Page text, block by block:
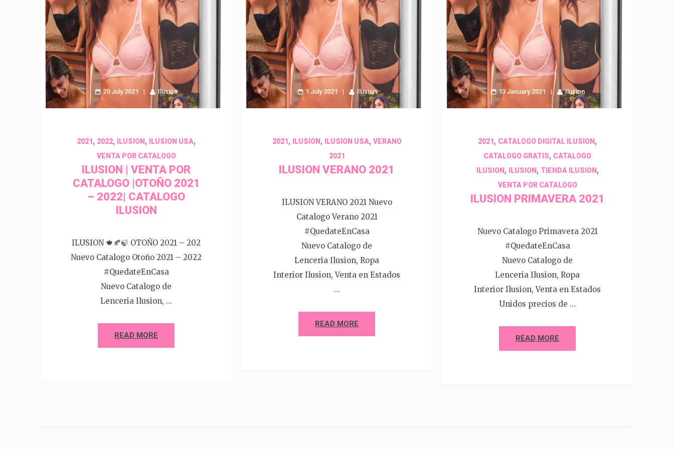
20 July 2021 Ilusion
2021, 2022, ILUSION , ILUSION USA,
VENTA POR CATALOGO
ILUSION | VENTA POR
CATALOGO |OTOÑO 2021
– 2022| CATALOGO
ILUSION
ILUSION 🍁🍂🍃 OTOÑO 2021 – 202
Nuevo Catalogo Otoño 2021 – 2022
#QuedateEnCasa
Nuevo Catalogo de
Lenceria Ilusion, …
READ MORE
1 July 2021 Ilusion
2021, ILUSION, ILUSION USA, VERANO
2021
ILUSION VERANO 2021
ILUSION VERANO 2021 Nuevo
Catalogo Verano 2021
#QuedateEnCasa
Nuevo Catalogo de
Lenceria Ilusion, Ropa
Interior Ilusion, Venta en Estados
…
READ MORE
13 January 2021 Ilusion
2021, CATALOGO DIGITAL ILUSION ,
CATALOGO GRATIS, CATALOGO
ILUSION, ILUSION, TIENDA ILUSION,
VENTA POR CATALOGO
ILUSION PRIMAVERA 2021
Nuevo Catalogo Primavera 2021
#QuedateEnCasa
Nuevo Catalogo de
Lenceria Ilusion, Ropa
Interior Ilusion, Venta en Estados
Unidos precios de …
READ MORE